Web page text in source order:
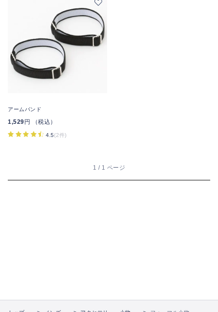
アームバンド
1,529 円 （税込）
4.5(2件)
1 / 1 ページ